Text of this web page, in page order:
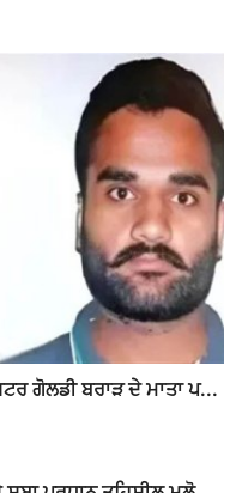
ਗੋਲਡੀ ਬਰਾੜ ਦੇ ਮਾਤਾ ਪ...